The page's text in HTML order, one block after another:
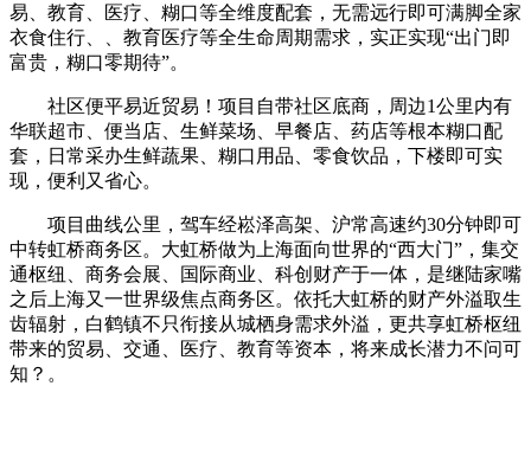
易、教育、医疗、糊口等全维度配套，无需远行即可满脚全家
衣食住行、、教育医疗等全生命周期需求，实正实现“出门即
富贵，糊口零期待”。
社区便平易近贸易！项目自带社区底商，周边1公里内有
华联超市、便当店、生鲜菜场、早餐店、药店等根本糊口配
套，日常采办生鲜蔬果、糊口用品、零食饮品，下楼即可实
现，便利又省心。
项目曲线公里，驾车经崧泽高架、沪常高速约30分钟即可
中转虹桥商务区。大虹桥做为上海面向世界的“西大门”，集交
通枢纽、商务会展、国际商业、科创财产于一体，是继陆家嘴
之后上海又一世界级焦点商务区。依托大虹桥的财产外溢取生
齿辐射，白鹤镇不只衔接从城栖身需求外溢，更共享虹桥枢纽
带来的贸易、交通、医疗、教育等资本，将来成长潜力不问可
知？。